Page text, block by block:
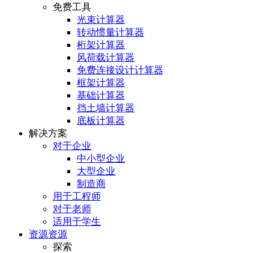
免费工具
光束计算器
转动惯量计算器
桁架计算器
风荷载计算器
免费连接设计计算器
框架计算器
基础计算器
挡土墙计算器
底板计算器
解决方案
对于企业
中小型企业
大型企业
制造商
用于工程师
对于老师
适用于学生
资源资源
探索